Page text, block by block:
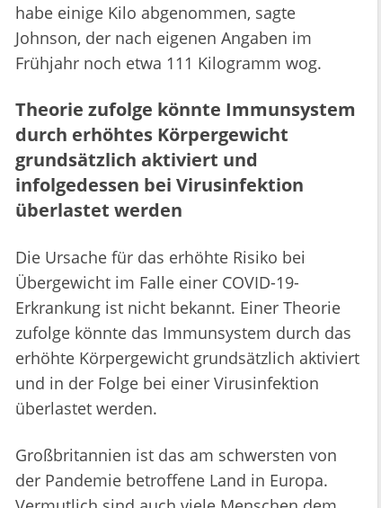
habe einige Kilo abgenommen, sagte
Johnson, der nach eigenen Angaben im
Frühjahr noch etwa 111 Kilogramm wog.
Theorie zufolge könnte Immunsystem
durch erhöhtes Körpergewicht
grundsätzlich aktiviert und
infolgedessen bei Virusinfektion
überlastet werden
Die Ursache für das erhöhte Risiko bei
Übergewicht im Falle einer COVID-19-
Erkrankung ist nicht bekannt. Einer Theorie
zufolge könnte das Immunsystem durch das
erhöhte Körpergewicht grundsätzlich aktiviert
und in der Folge bei einer Virusinfektion
überlastet werden.
Großbritannien ist das am schwersten von
der Pandemie betroffene Land in Europa.